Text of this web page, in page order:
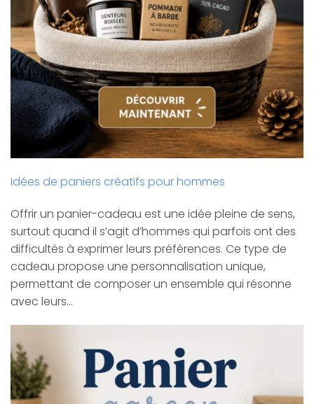
Idées de paniers créatifs pour hommes
Offrir un panier-cadeau est une idée pleine de sens,
surtout quand il s’agit d’hommes qui parfois ont des
difficultés à exprimer leurs préférences. Ce type de
cadeau propose une personnalisation unique,
permettant de composer un ensemble qui résonne
avec leurs…